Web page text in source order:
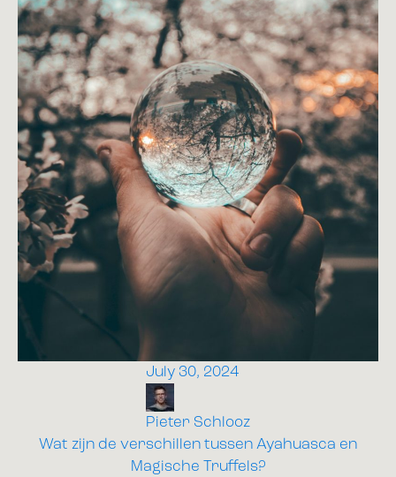
July 30, 2024
Pieter Schlooz
Wat zijn de verschillen tussen Ayahuasca en
Magische Truffels?